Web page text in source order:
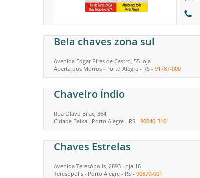
Bela chaves zona sul
Avenida Edgar Pires de Castro, 55 loja
Aberta dos Morros - Porto Alegre - RS - 91787-000
Chaveiro Índio
Rua Olavo Bilac, 364
Cidade Baixa - Porto Alegre - RS - 90040-310
Chaves Estrelas
Avenida Teresópolis, 2893 Loja 16
Teresópolis - Porto Alegre - RS - 90870-001